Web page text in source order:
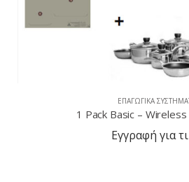
ΕΠΑΓΩΓΙΚΆ
2 Pack Advance –
Εγγραφή για